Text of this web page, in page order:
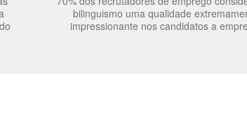
bilinguismo uma qualidade
impressionante nos candidatos a